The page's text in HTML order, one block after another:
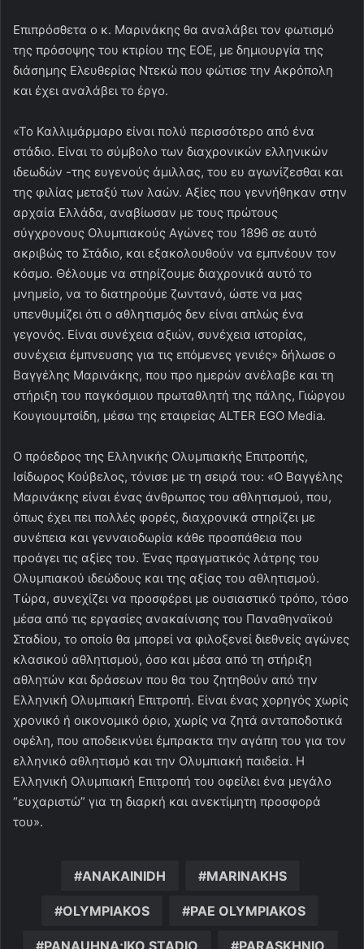
Επιπρόσθετα ο κ. Μαρινάκης θα αναλάβει τον φωτισμό
της πρόσοψης του κτιρίου της ΕΟΕ, με δημιουργία της
διάσημης Ελευθερίας Ντεκώ που φώτισε την Ακρόπολη
και έχει αναλάβει το έργο.
«Το Καλλιμάρμαρο είναι πολύ περισσότερο από ένα
στάδιο. Είναι το σύμβολο των διαχρονικών ελληνικών
ιδεωδών -της ευγενούς άμιλλας, του ευ αγωνίζεσθαι και
της φιλίας μεταξύ των λαών. Αξίες που γεννήθηκαν στην
αρχαία Ελλάδα, αναβίωσαν με τους πρώτους
σύγχρονους Ολυμπιακούς Αγώνες του 1896 σε αυτό
ακριβώς το Στάδιο, και εξακολουθούν να εμπνέουν τον
κόσμο. Θέλουμε να στηρίζουμε διαχρονικά αυτό το
μνημείο, να το διατηρούμε ζωντανό, ώστε να μας
υπενθυμίζει ότι ο αθλητισμός δεν είναι απλώς ένα
γεγονός. Είναι συνέχεια αξιών, συνέχεια ιστορίας,
συνέχεια έμπνευσης για τις επόμενες γενιές» δήλωσε ο
Βαγγέλης Μαρινάκης, που προ ημερών ανέλαβε και τη
στήριξη του παγκόσμιου πρωταθλητή της πάλης, Γιώργου
Κουγιουμτσίδη, μέσω της εταιρείας ALTER EGO Media.
Ο πρόεδρος της Ελληνικής Ολυμπιακής Επιτροπής,
Ισίδωρος Κούβελος, τόνισε με τη σειρά του: «Ο Βαγγέλης
Μαρινάκης είναι ένας άνθρωπος του αθλητισμού, που,
όπως έχει πει πολλές φορές, διαχρονικά στηρίζει με
συνέπεια και γενναιοδωρία κάθε προσπάθεια που
προάγει τις αξίες του. Ένας πραγματικός λάτρης του
Ολυμπιακού ιδεώδους και της αξίας του αθλητισμού.
Τώρα, συνεχίζει να προσφέρει με ουσιαστικό τρόπο, τόσο
μέσα από τις εργασίες ανακαίνισης του Παναθηναϊκού
Σταδίου, το οποίο θα μπορεί να φιλοξενεί διεθνείς αγώνες
κλασικού αθλητισμού, όσο και μέσα από τη στήριξη
αθλητών και δράσεων που θα του ζητηθούν από την
Ελληνική Ολυμπιακή Επιτροπή. Είναι ένας χορηγός χωρίς
χρονικό ή οικονομικό όριο, χωρίς να ζητά ανταποδοτικά
οφέλη, που αποδεικνύει έμπρακτα την αγάπη του για τον
ελληνικό αθλητισμό και την Ολυμπιακή παιδεία. Η
Ελληνική Ολυμπιακή Επιτροπή του οφείλει ένα μεγάλο
“ευχαριστώ” για τη διαρκή και ανεκτίμητη προσφορά
του».
ANAKAINIDH MARINAKHS
OLYMPIAKOS PAE OLYMPIAKOS
PANAUHNA;IKO STADIO PARASKHNIO